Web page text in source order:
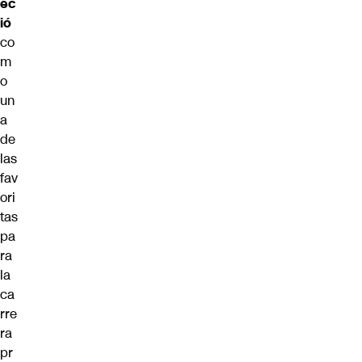
ió
co
m
o
un
a
de
las
fav
ori
tas
pa
ra
la
ca
rre
ra
pr